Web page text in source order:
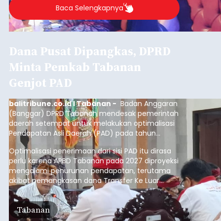
Baca Selengkapnya
Dana Pusat Dipangkas, DPRD
Minta Pemkab Tabanan
Genjot PAD
balitribune.co.id I Tabanan - Badan Anggaran
(Banggar) DPRD Tabanan mendesak pemerintah
daerah setempat untuk melakukan optimalisasi
Pendapatan Asli Daerah (PAD) pada tahun
anggaran 2027.
Optimalisasi penerimaan dari sisi PAD itu dirasa
perlu karena APBD Tabanan pada 2027 diproyeksi
mengalami penurunan pendapatan, terutama
akibat pemangkasan dana Transfer Ke Luar
Daerah (TKD) dari pemerintah pusat.
Tabanan